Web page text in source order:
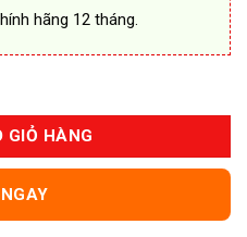
hãng 12 tháng.
500S Cao Cấp số lượng
GIỎ HÀNG